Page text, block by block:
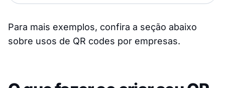
Para mais exemplos, confira a seção abaixo
sobre usos de QR codes por empresas.